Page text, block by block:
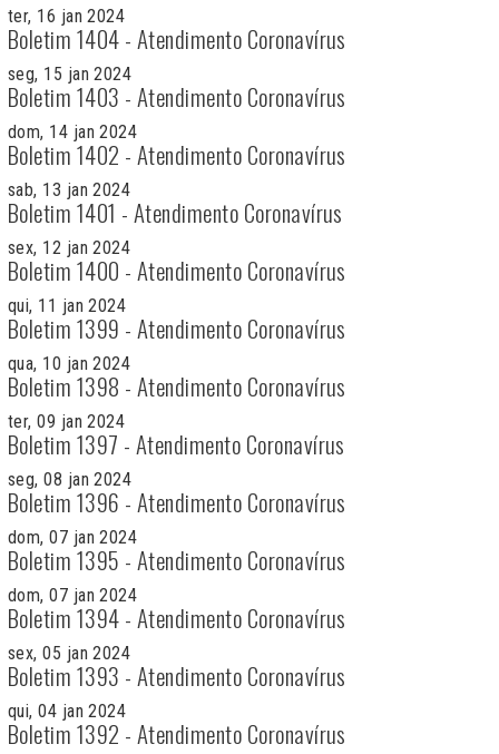
ter, 16 jan 2024
Boletim 1404 - Atendimento Coronavírus
seg, 15 jan 2024
Boletim 1403 - Atendimento Coronavírus
dom, 14 jan 2024
Boletim 1402 - Atendimento Coronavírus
sab, 13 jan 2024
Boletim 1401 - Atendimento Coronavírus
sex, 12 jan 2024
Boletim 1400 - Atendimento Coronavírus
qui, 11 jan 2024
Boletim 1399 - Atendimento Coronavírus
qua, 10 jan 2024
Boletim 1398 - Atendimento Coronavírus
ter, 09 jan 2024
Boletim 1397 - Atendimento Coronavírus
seg, 08 jan 2024
Boletim 1396 - Atendimento Coronavírus
dom, 07 jan 2024
Boletim 1395 - Atendimento Coronavírus
dom, 07 jan 2024
Boletim 1394 - Atendimento Coronavírus
sex, 05 jan 2024
Boletim 1393 - Atendimento Coronavírus
qui, 04 jan 2024
Boletim 1392 - Atendimento Coronavírus